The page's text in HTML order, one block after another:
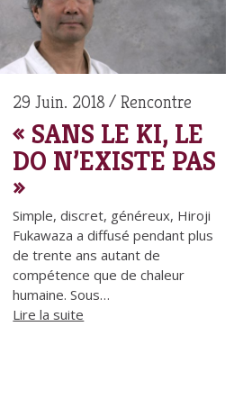
29 Juin. 2018 Rencontre
« SANS LE KI, LE
DO N’EXISTE PAS
»
Simple, discret, généreux, Hiroji
Fukawaza a diffusé pendant plus
de trente ans autant de
compétence que de chaleur
humaine. Sous…
Lire la suite